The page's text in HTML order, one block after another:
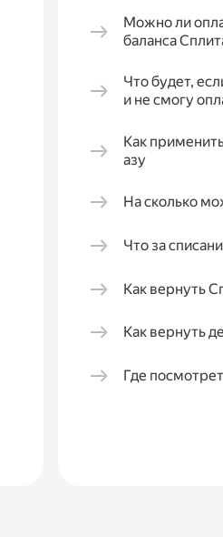
Можно ли
баланса
Что будет,
и не смогу
Как
азу
На сколько
Что за
Как вернуть
Как вернуть
Где